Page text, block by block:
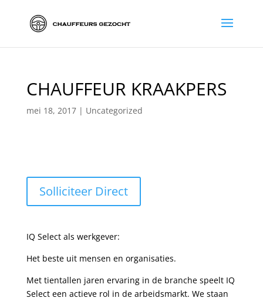
CHAUFFEUR KRAAKPERS
mei 18, 2017| Uncategorized
Solliciteer Direct
IQ Select als werkgever:
Het beste uit mensen en organisaties.
Met tientallen jaren ervaring in de branche speelt IQ
Select een actieve rol in de arbeidsmarkt. We staan